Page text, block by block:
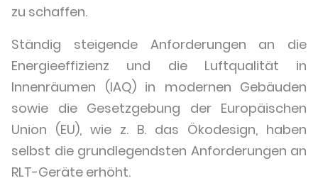
zu schaffen.
Ständig steigende Anforderungen an die
Energieeffizienz und die Luftqualität in
Innenräumen (IAQ) in modernen Gebäuden
sowie die Gesetzgebung der Europäischen
Union (EU), wie z. B. das Ökodesign, haben
selbst die grundlegendsten Anforderungen an
RLT-Geräte erhöht.